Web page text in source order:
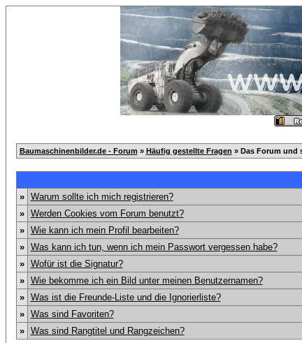
Baumaschinenbilder.de - Forum » Häufig gestellte Fragen » Das Forum und
»
Warum sollte ich mich registrieren?
»
Werden Cookies vom Forum benutzt?
»
Wie kann ich mein Profil bearbeiten?
»
Was kann ich tun, wenn ich mein Passwort vergessen habe?
»
Wofür ist die Signatur?
»
Wie bekomme ich ein Bild unter meinen Benutzernamen?
»
Was ist die Freunde-Liste und die Ignorierliste?
»
Was sind Favoriten?
»
Was sind Rangtitel und Rangzeichen?